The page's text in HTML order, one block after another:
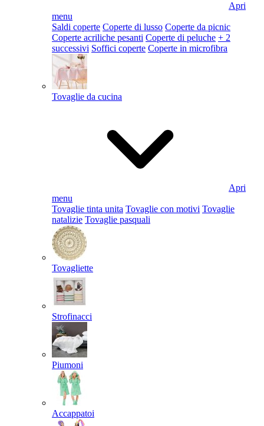
Apri
menu
Saldi coperte Coperte di lusso Coperte da picnic
Coperte acriliche pesanti Coperte di peluche + 2
successivi Soffici coperte Coperte in microfibra
Tovaglie da cucina
Apri
menu
Tovaglie tinta unita Tovaglie con motivi Tovaglie
natalizie Tovaglie pasquali
Tovagliette
Strofinacci
Piumoni
Accappatoi